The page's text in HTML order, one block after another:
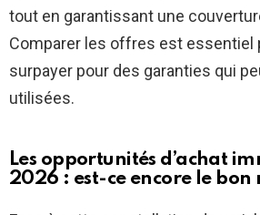
tout en garantissant une
Comparer les offres est essentiel
surpayer pour des garanties qui
utilisées.
Les opportunités d’achat
2026 : est-ce encore le bon